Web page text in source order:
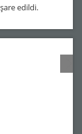
edildi.